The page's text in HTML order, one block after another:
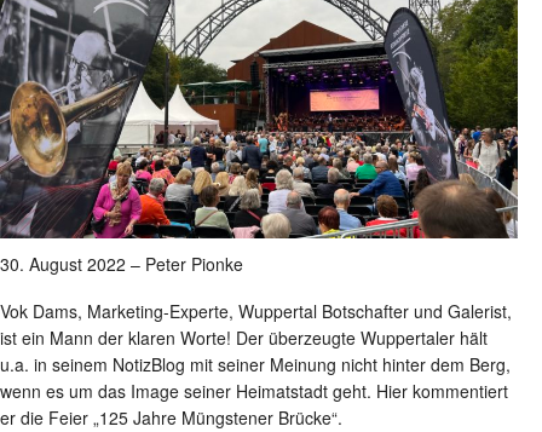
30. August 2022 – Peter Pionke
Vok Dams, Marketing-Experte, Wuppertal Botschafter und Galerist,
ist ein Mann der klaren Worte! Der überzeugte Wuppertaler hält
u.a. in seinem NotizBlog mit seiner Meinung nicht hinter dem Berg,
wenn es um das Image seiner Heimatstadt geht. Hier kommentiert
er die Feier „125 Jahre Müngstener Brücke“.